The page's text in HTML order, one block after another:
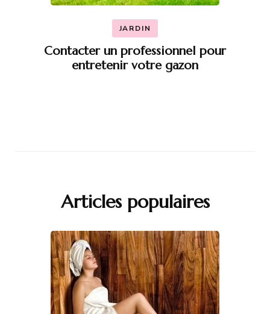
JARDIN
Contacter un professionnel pour
entretenir votre gazon
Articles populaires